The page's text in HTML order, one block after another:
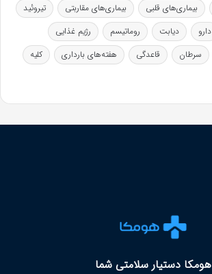
بیماری‌های قلبی بیماری‌های مقاربتی
تیروئید
دارو دیابت روماتیسم
رژیم غذایی
سرطان قاعدگی هفته‌های بارداری
کلیه
هومکا دستیار سلامتی شما